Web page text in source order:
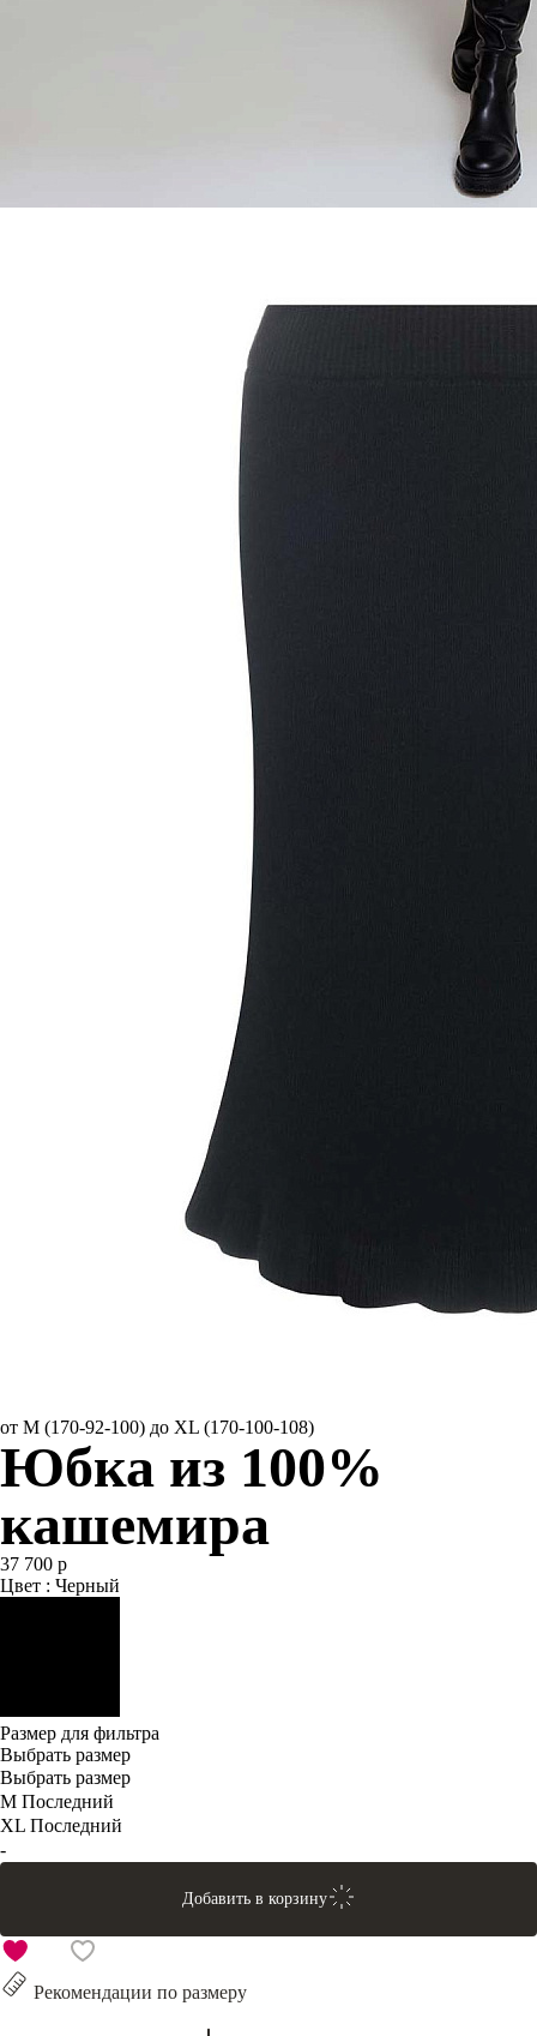
от M (170-92-100) до XL (170-100-108)
Юбка из 100%
кашемира
37 700 р
Цвет : Черный
Размер для фильтра
Выбрать размер
Выбрать размер
M Последний
XL Последний
-
Добавить в корзину
Рекомендации по размеру